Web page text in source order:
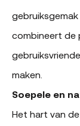
combineert de
maken.
Soepele en
Het hart van